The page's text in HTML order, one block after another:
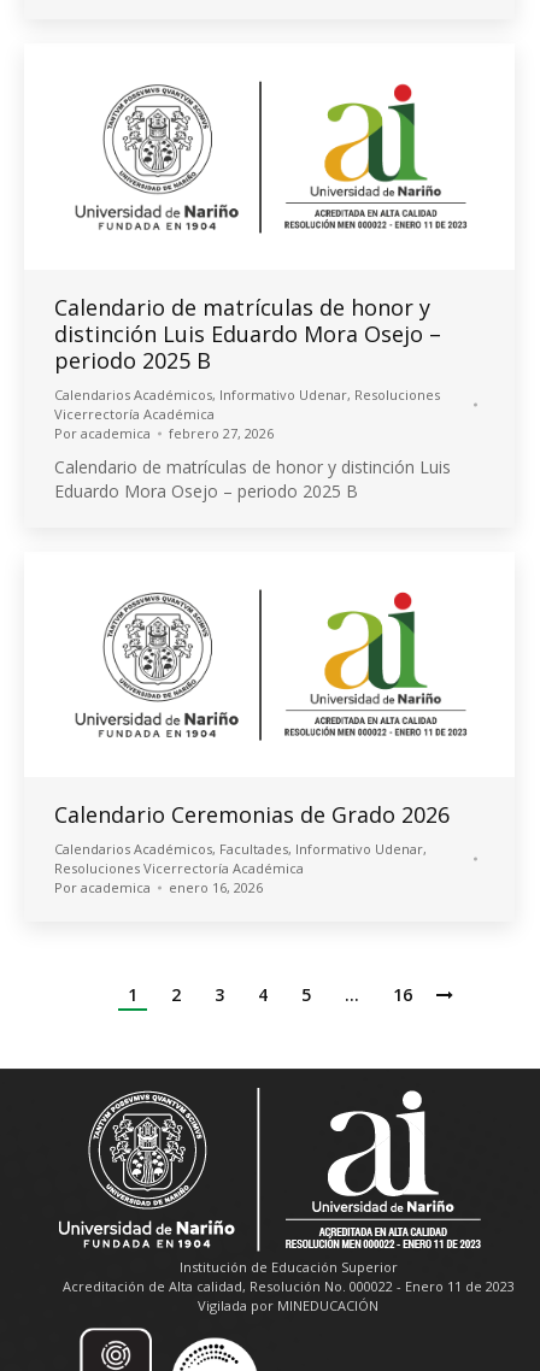
Calendario de matrículas de honor y
distinción Luis Eduardo Mora Osejo –
periodo 2025 B
Calendarios Académicos, Informativo Udenar, Resoluciones
Vicerrectoría Académica
Por academica febrero 27, 2026
Calendario de matrículas de honor y distinción Luis
Eduardo Mora Osejo – periodo 2025 B
Calendario Ceremonias de Grado 2026
Calendarios Académicos, Facultades, Informativo Udenar,
Resoluciones Vicerrectoría Académica
Por academica enero 16, 2026
1 2 3 4 5 … 16
Institución de Educación Superior
Acreditación de Alta calidad, Resolución No. 000022 - Enero 11 de 2023
Vigilada por MINEDUCACIÓN